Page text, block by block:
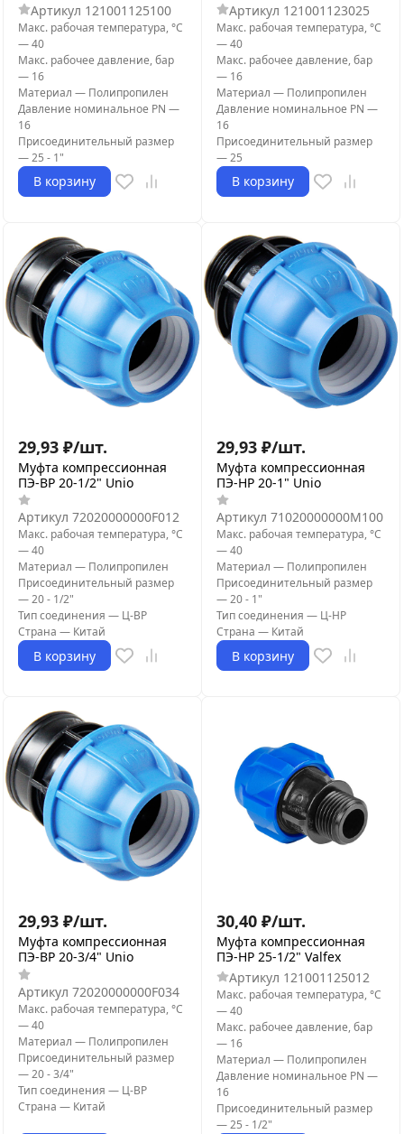
Артикул 121001125100
Макс. рабочая температура, °С
—40
Макс. рабочее давление, бар
— 16
Материал — Полипропилен
Давление номинальное PN —
16
Присоединительный размер
—25 - 1"
В корзину
Артикул 121001123025
Макс. рабочая температура, °С
—40
Макс. рабочее давление, бар
— 16
Материал — Полипропилен
Давление номинальное PN —
16
Присоединительный размер
—25
В корзину
29,93 ₽/шт.
Муфта компрессионная
ПЭ-ВР 20-1/2" Unio
Артикул 72020000000F012
Макс. рабочая температура, °С
—40
Материал — Полипропилен
Присоединительный размер
—20 - 1/2"
Тип соединения — Ц-ВР
Страна — Китай
В корзину
29,93 ₽/шт.
Муфта компрессионная
ПЭ-НР 20-1" Unio
Артикул 71020000000M100
Макс. рабочая температура, °С
—40
Материал — Полипропилен
Присоединительный размер
—20 - 1"
Тип соединения — Ц-НР
Страна — Китай
В корзину
29,93 ₽/шт.
Муфта компрессионная
ПЭ-ВР 20-3/4" Unio
Артикул 72020000000F034
Макс. рабочая температура, °С
—40
Материал — Полипропилен
Присоединительный размер
—20 - 3/4"
Тип соединения — Ц-ВР
Страна — Китай
30,40 ₽/шт.
Муфта компрессионная
ПЭ-НР 25-1/2" Valfex
Артикул 121001125012
Макс. рабочая температура, °С
—40
Макс. рабочее давление, бар
— 16
Материал — Полипропилен
Давление номинальное PN —
16
Присоединительный размер
—25 - 1/2"